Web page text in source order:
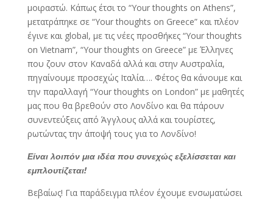
μοιραστώ. Κάπως έτσι το “Your thoughts on Athens”,
μετατράπηκε σε “Your thoughts on Greece” και πλέον
έγινε και global, με τις νέες προσθήκες “Your thoughts
on Vietnam”, “Your thoughts on Greece” με Έλληνες
που ζουν στον Καναδά αλλά και στην Αυστραλία,
πηγαίνουμε προσεχώς Ιταλία…. Φέτος θα κάνουμε και
την παραλλαγή “Your thoughts on London” με μαθητές
μας που θα βρεθούν στο Λονδίνο και θα πάρουν
συνεντεύξεις από Άγγλους αλλά και τουρίστες,
ρωτώντας την άποψή τους για το Λονδίνο!
Είναι λοιπόν μια ιδέα που συνεχώς εξελίσσεται και
εμπλουτίζεται!
Βεβαίως! Για παράδειγμα πλέον έχουμε ενσωματώσει